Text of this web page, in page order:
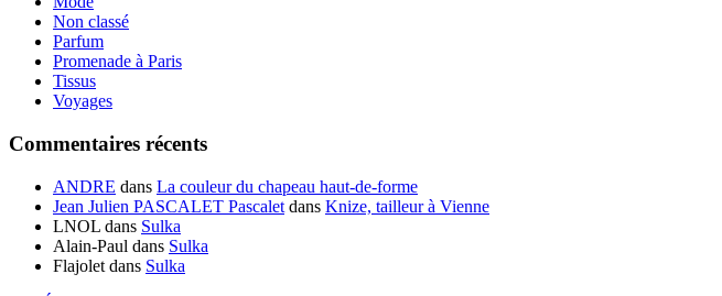
Non classé
Parfum
Promenade à Paris
Tissus
Voyages
Commentaires récents
ANDRE dans La couleur du chapeau haut-de-forme
Jean Julien PASCALET Pascalet dans Knize, tailleur à Vienne
LNOL dans Sulka
Alain-Paul dans Sulka
Flajolet dans Sulka